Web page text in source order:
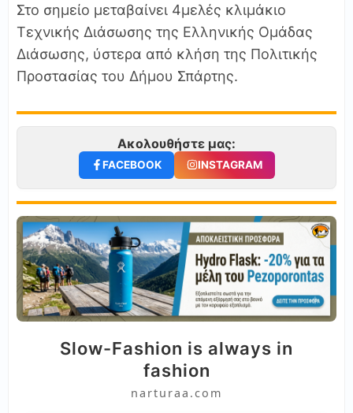
Στο σημείο μεταβαίνει 4μελές κλιμάκιο
Τεχνικής Διάσωσης της Ελληνικής Ομάδας
Διάσωσης, ύστερα από κλήση της Πολιτικής
Προστασίας του Δήμου Σπάρτης.
Ακολουθήστε μας:
FACEBOOK INSTAGRAM
Slow-Fashion is always in
fashion
narturaa.com